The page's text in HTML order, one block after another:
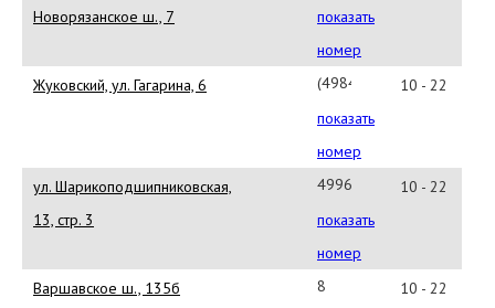
Новорязанское ш., 7
512-
08-
14
показать
номер
Жуковский, ул. Гагарина, 6
(49848)
4-
21-
07
показать
номер
10 - 22
ул. Шарикоподшипниковская,
13, стр. 3
4996829182
доб
3410
показать
номер
10 - 22
Варшавское ш., 135б
8
10 - 22